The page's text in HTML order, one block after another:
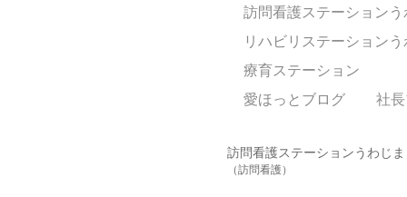
人情報とい
個人情報
・氏名 ・
訪問看護ステーションう
リハビリステーション
療育ステーション
愛ほっとブログ
社
訪問看護ステーションうわじま
（訪問看護）